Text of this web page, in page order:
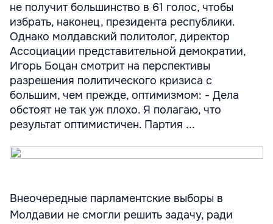
не получит большинство в 61 голос, чтобы
избрать, наконец, президента республики.
Однако молдавский политолог, директор
Ассоциации представительной демократии,
Игорь Боцан смотрит на перспективы
разрешения политического кризиса с
большим, чем прежде, оптимизмом: - Дела
обстоят не так уж плохо. Я полагаю, что
результат оптимистичен. Партия ...
Внеочередные парламентские выборы в
Молдавии не смогли решить задачу, ради